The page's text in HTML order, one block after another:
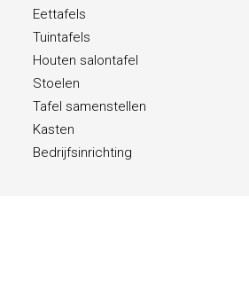
Eettafels
Tuintafels
Houten salontafel
Stoelen
Tafel samenstellen
Kasten
Bedrijfsinrichting